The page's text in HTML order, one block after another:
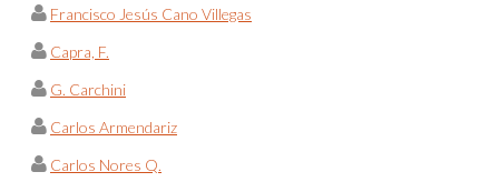
Francisco Jesús Cano Villegas
Capra, F.
G. Carchini
Carlos Armendariz
Carlos Nores Q.